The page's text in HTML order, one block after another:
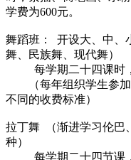
学费为600元。
舞蹈班： 开设大、中、
舞、民族舞、现代舞）
每学期二十四课时，
（每年组织学生参加
不同的收费标准）
拉丁舞 （渐进学习伦巴
种）
每学期二十四节课，